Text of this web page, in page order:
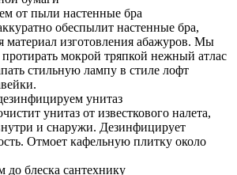
от пыли настенные бра
обеспылит настенные бра,
материал изготовления абажуров. Мы
протирать мокрой тряпкой нежный атлас
стильную лампу в стиле лофт
унитаз
унитаз от известкового налета,
и снаружи. Дезинфицирует
Отмоет кафельную плитку около
до блеска сантехнику